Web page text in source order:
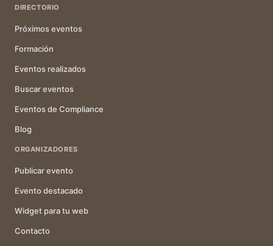
DIRECTORIO
Próximos eventos
Formación
Eventos realizados
Buscar eventos
Eventos de Compliance
Blog
ORGANIZADORES
Publicar evento
Evento destacado
Widget para tu web
Contacto